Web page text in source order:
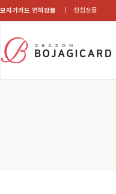
보자기카드 연하장몰 청첩장몰